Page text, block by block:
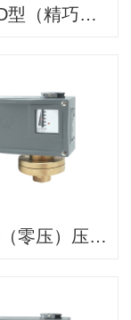
500/18D型（精巧）压力开关/压力控制器
LPK-60（零压）压力开关/压力控制器